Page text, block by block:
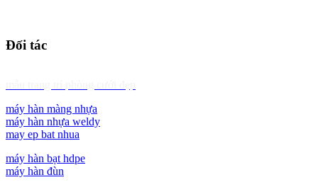
Đối tác
máy hàn màng nhựa
máy hàn nhựa weldy
may ep bat nhua
máy hàn bạt hdpe
máy hàn đùn